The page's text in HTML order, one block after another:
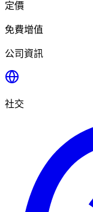
定價
免費增值
公司資訊
社交